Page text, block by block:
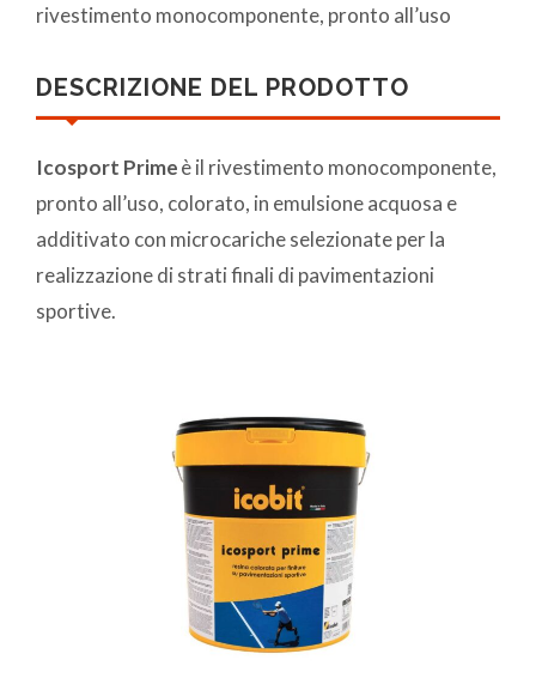
rivestimento monocomponente, pronto all’uso
DESCRIZIONE DEL PRODOTTO
Icosport Primeè il rivestimento monocomponente,
pronto all’uso, colorato, in emulsione acquosa e
additivato con microcariche selezionate per la
realizzazione di strati finali di pavimentazioni
sportive.